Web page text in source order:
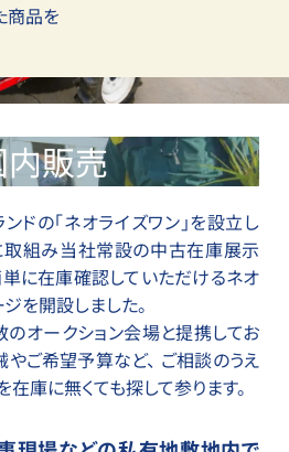
商品を
販売
ドの「ネオライズワン」を設立し
組み当社常設の中古在庫展示
に在庫確認していただけるネオ
を開設しました。
のオークション会場と提携してお
ご希望予算など、 ご相談のうえ
庫に無くても探して参ります。